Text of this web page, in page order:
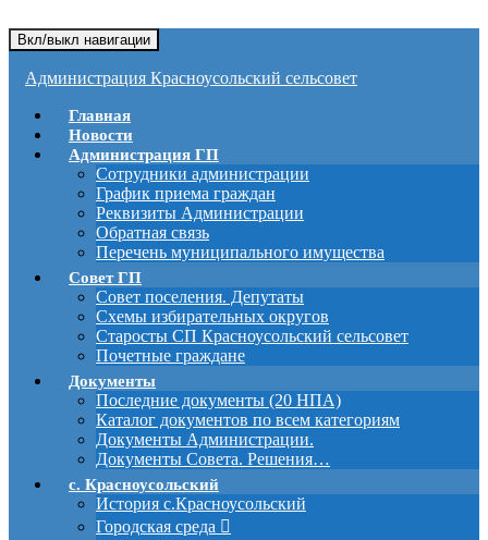
Вкл/выкл навигации
Администрация Красноусольский сельсовет
Главная
Новости
Администрация ГП
Сотрудники администрации
График приема граждан
Реквизиты Администрации
Обратная связь
Перечень муниципального имущества
Совет ГП
Совет поселения. Депутаты
Схемы избирательных округов
Старосты СП Красноусольский сельсовет
Почетные граждане
Документы
Последние документы (20 НПА)
Каталог документов по всем категориям
Документы Администрации.
Документы Совета. Решения…
с. Красноусольский
История с.Красноусольский
Городская среда